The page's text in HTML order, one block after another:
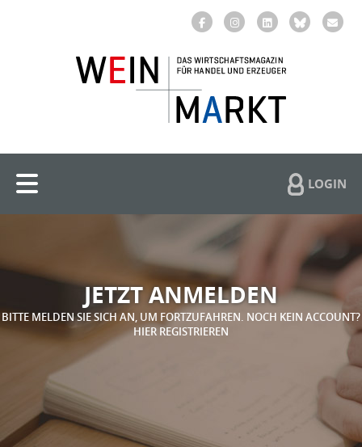
LOGIN
JETZT ANMELDEN
BITTE MELDEN SIE SICH AN, UM FORTZUFAHREN. NOCH KEIN ACCOUNT?
HIER REGISTRIEREN